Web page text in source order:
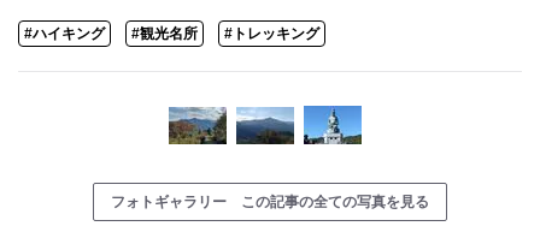
#ハイキング #観光名所 #トレッキング
フォトギャラリー この記事の全ての写真を見る